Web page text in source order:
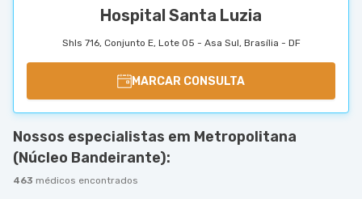
Hospital Santa Luzia
Shls 716, Conjunto E, Lote 05 - Asa Sul, Brasília - DF
MARCAR CONSULTA
Nossos especialistas em Metropolitana
(Núcleo Bandeirante):
463 médicos encontrados